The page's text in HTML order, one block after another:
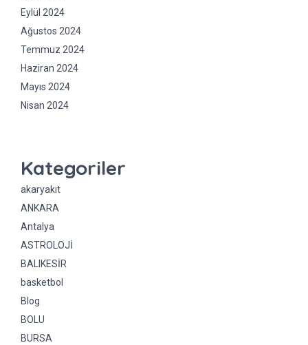
Eylül 2024
Ağustos 2024
Temmuz 2024
Haziran 2024
Mayıs 2024
Nisan 2024
Kategoriler
akaryakıt
ANKARA
Antalya
ASTROLOJİ
BALIKESİR
basketbol
Blog
BOLU
BURSA